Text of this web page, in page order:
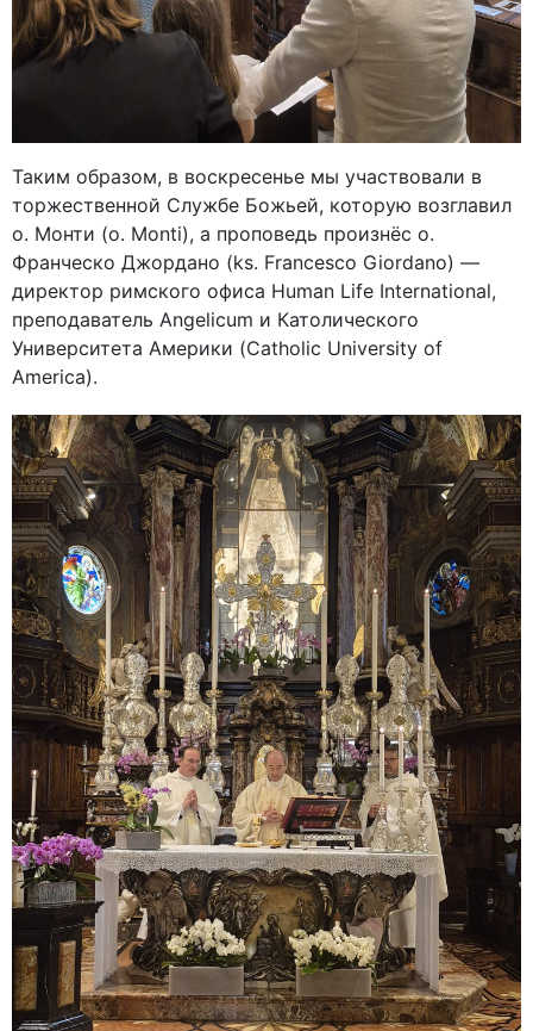
Таким образом, в воскресенье мы участвовали в
торжественной Службе Божьей, которую возглавил
о. Монти (o. Monti), а проповедь произнёс о.
Франческо Джордано (ks. Francesco Giordano) —
директор римского офиса Human Life International,
преподаватель Angelicum и Католического
Университета Америки (Catholic University of
America).